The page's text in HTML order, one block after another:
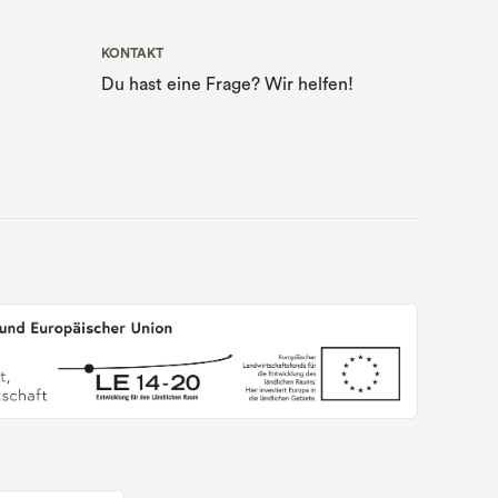
KONTAKT
Du hast eine Frage? Wir helfen!